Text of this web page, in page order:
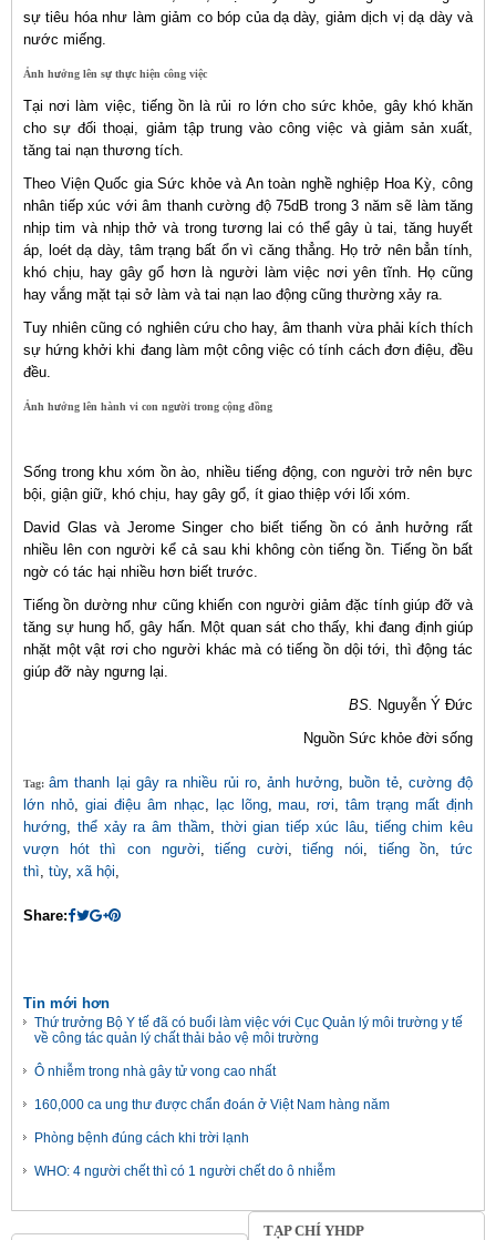
sự tiêu hóa như làm giảm co bóp của dạ dày, giảm dịch vị dạ dày và
nước miếng.
Ảnh hưởng lên sự thực hiện công việc
Tại nơi làm việc, tiếng ồn là rủi ro lớn cho sức khỏe, gây khó khăn
cho sự đối thoại, giảm tập trung vào công việc và giảm sản xuất,
tăng tai nạn thương tích.
Theo Viện Quốc gia Sức khỏe và An toàn nghề nghiệp Hoa Kỳ, công
nhân tiếp xúc với âm thanh cường độ 75dB trong 3 năm sẽ làm tăng
nhịp tim và nhịp thở và trong tương lai có thể gây ù tai, tăng huyết
áp, loét dạ dày, tâm trạng bất ổn vì căng thẳng. Họ trở nên bẳn tính,
khó chịu, hay gây gổ hơn là người làm việc nơi yên tĩnh. Họ cũng
hay vắng mặt tại sở làm và tai nạn lao động cũng thường xảy ra.
Tuy nhiên cũng có nghiên cứu cho hay, âm thanh vừa phải kích thích
sự hứng khởi khi đang làm một công việc có tính cách đơn điệu, đều
đều.
Ảnh hưởng lên hành vi con người trong cộng đồng
Sống trong khu xóm ồn ào, nhiều tiếng động, con người trở nên bực
bội, giận giữ, khó chịu, hay gây gổ, ít giao thiệp với lối xóm.
David Glas và Jerome Singer cho biết tiếng ồn có ảnh hưởng rất
nhiều lên con người kể cả sau khi không còn tiếng ồn. Tiếng ồn bất
ngờ có tác hại nhiều hơn biết trước.
Tiếng ồn dường như cũng khiến con người giảm đặc tính giúp đỡ và
tăng sự hung hổ, gây hấn. Một quan sát cho thấy, khi đang định giúp
nhặt một vật rơi cho người khác mà có tiếng ồn dội tới, thì động tác
giúp đỡ này ngưng lại.
BS. Nguyễn Ý Đức
Nguồn Sức khỏe đời sống
Tag:âm thanh lại gây ra nhiều rủi ro, ảnh hưởng, buồn tẻ, cường độ
lớn nhỏ, giai điệu âm nhạc, lạc lõng,mau,rơi,tâm trạng mất định
hướng, thể xảy ra âm thầm, thời gian tiếp xúc lâu, tiếng chim kêu
vượn hót thì con người,tiếng cười,tiếng nói, tiếng ồn,tức
thì, tùy, xã hội,
Share:
Tin mới hơn
Thứ trưởng Bộ Y tế đã có buổi làm việc với Cục Quản lý môi trường y tế
về công tác quản lý chất thải bảo vệ môi trường
Ô nhiễm trong nhà gây tử vong cao nhất
160,000 ca ung thư được chẩn đoán ở Việt Nam hàng năm
Phòng bệnh đúng cách khi trời lạnh
WHO: 4 người chết thì có 1 người chết do ô nhiễm
TẠP CHÍ YHDP